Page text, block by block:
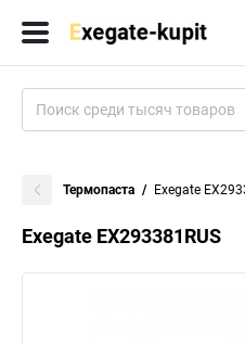
Термопаста Exegate
Exegate EX293381RUS